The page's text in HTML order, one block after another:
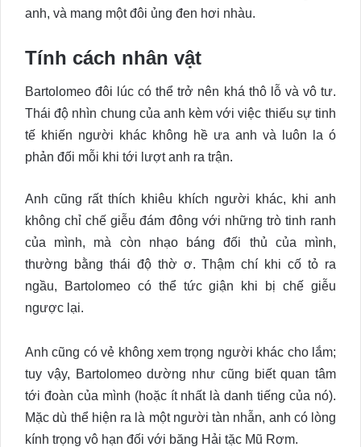
anh, và mang một đôi ủng đen hơi nhàu.
Tính cách nhân vật
Bartolomeo đôi lúc có thể trở nên khá thô lỗ và vô tư.
Thái độ nhìn chung của anh kèm với việc thiếu sự tinh
tế khiến người khác không hề ưa anh và luôn la ó
phản đối mỗi khi tới lượt anh ra trận.
Anh cũng rất thích khiêu khích người khác, khi anh
không chỉ chế giễu đám đông với những trò tinh ranh
của mình, mà còn nhạo báng đối thủ của mình,
thường bằng thái độ thờ ơ. Thậm chí khi cố tỏ ra
ngầu, Bartolomeo có thể tức giận khi bị chế giễu
ngược lại.
Anh cũng có vẻ không xem trọng người khác cho lắm;
tuy vậy, Bartolomeo dường như cũng biết quan tâm
tới đoàn của mình (hoặc ít nhất là danh tiếng của nó).
Mặc dù thể hiện ra là một người tàn nhẫn, anh có lòng
kính trọng vô hạn đối với băng Hải tặc Mũ Rơm.